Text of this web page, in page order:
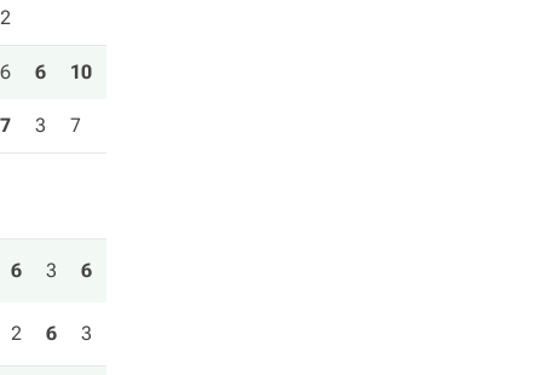
2
6 6 10
7 3 7
6 3 6
2 6 3